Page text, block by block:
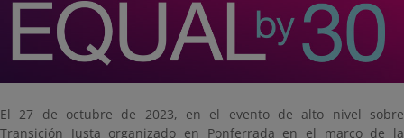
El 27 de octubre de 2023, en el evento de alto nivel sobre
Transición Justa organizado en Ponferrada en el marco de la